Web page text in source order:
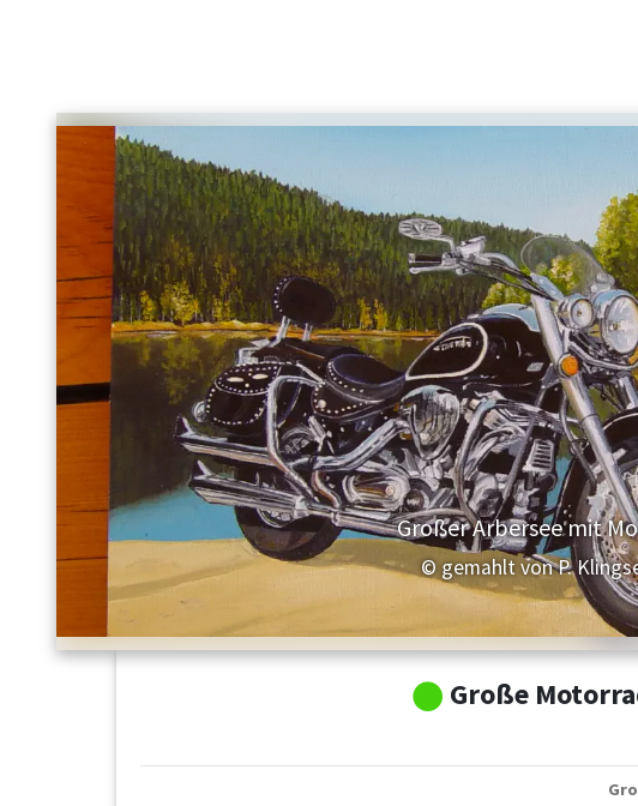
Großer Arbersee mit
© gemahlt von P.
Große